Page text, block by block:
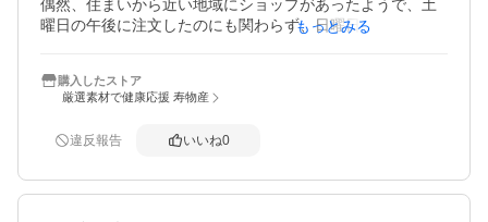
偶然、住まいから近い地域にショップがあったようで、土
曜日の午後に注文したのにも関わらず、日曜日の昼には届
商品は私は確認していないですが、全く問題ないと言って
いました。
す。
もっとみる
購入したストア
厳選素材で健康応援 寿物産
違反報告 いいね0